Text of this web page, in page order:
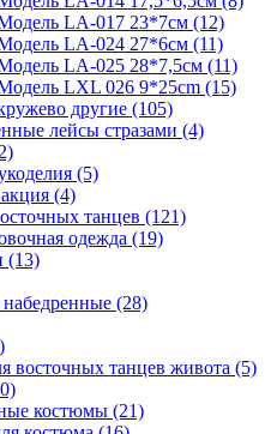
LA-017 23*7см (12)
LA-024 27*6см (11)
LA-025 28*7,5см (11)
LXL 026 9*25cm (15)
другие (105)
лейсы стразами (4)
(5)
(4)
танцев (121)
одежда (19)
(13)
(28)
восточных танцев живота (5)
костюмы (21)